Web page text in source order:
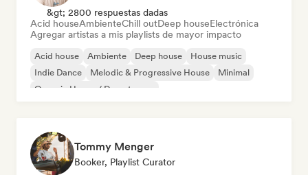
&gt; 2800 respuestas dadas
Acid houseAmbienteChill outDeep houseElectrónica
Agregar artistas a mis playlists de mayor impacto
Acid house Ambiente Deep house
House music
Indie Dance
Melodic & Progressive House
Minimal
Organic House / Downtempo
Tommy Menger
Booker, Playlist Curator